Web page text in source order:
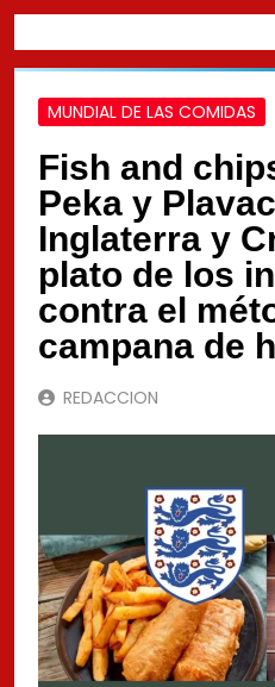
MUNDIAL DE LAS COMIDAS
Fish and
Peka y
Inglaterra y
plato de los
contra el
campana de
REDACCION